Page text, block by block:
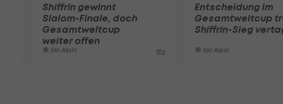
Shiffrin gewinnt
Slalom-Finale, doch
Gesamtweltcup
weiter offen
Ski Alpin 2
Entscheidung im
Gesamtweltcup
Shiffrin-Sieg
Ski Alpin